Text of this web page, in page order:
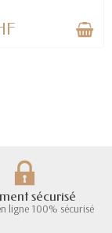
sécurisé
ligne 100% sécurisé